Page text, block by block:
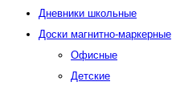
Дневники школьные
Доски магнитно-маркерные
Офисные
Детские